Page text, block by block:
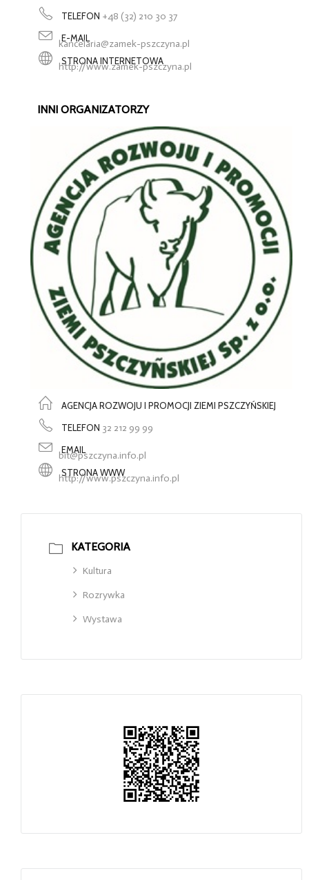
TELEFON +48 (32) 210 30 37
E-MAIL
kancelaria@zamek-pszczyna.pl
STRONA INTERNETOWA
http://www.zamek-pszczyna.pl
INNI ORGANIZATORZY
AGENCJA ROZWOJU I PROMOCJI ZIEMI PSZCZYŃSKIEJ
TELEFON 32 212 99 99
EMAIL
bit@pszczyna.info.pl
STRONA WWW
http://www.pszczyna.info.pl
KATEGORIA
Kultura
Rozrywka
Wystawa